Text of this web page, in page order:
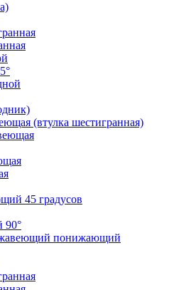
(втулка шестигранная)
45 градусов
90°
понижающий